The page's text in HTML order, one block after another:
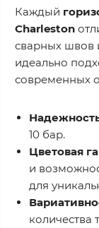
Каждый
Charleston
сварных швов
идеально
современных
10 бар.
Цветовая
и
для
количества